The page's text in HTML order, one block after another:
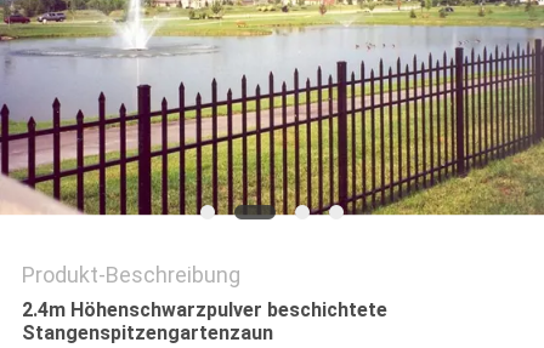
POLICY
Produkt-Beschreibung
2.4m Höhenschwarzpulver beschichtete
Stangenspitzengartenzaun